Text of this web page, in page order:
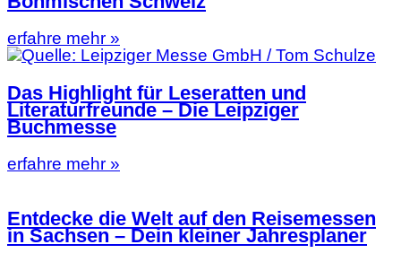
erfahre mehr »
Das Highlight für Leseratten und
Literaturfreunde – Die Leipziger
Buchmesse
erfahre mehr »
Entdecke die Welt auf den Reisemessen
in Sachsen – Dein kleiner Jahresplaner